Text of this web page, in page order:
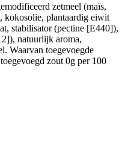
zetmeel (maïs,
kokosolie, plantaardig eiwit
stabilisator (pectine [E440]),
natuurlijk aroma,
Waarvan toegevoegde
zout 0g per 100